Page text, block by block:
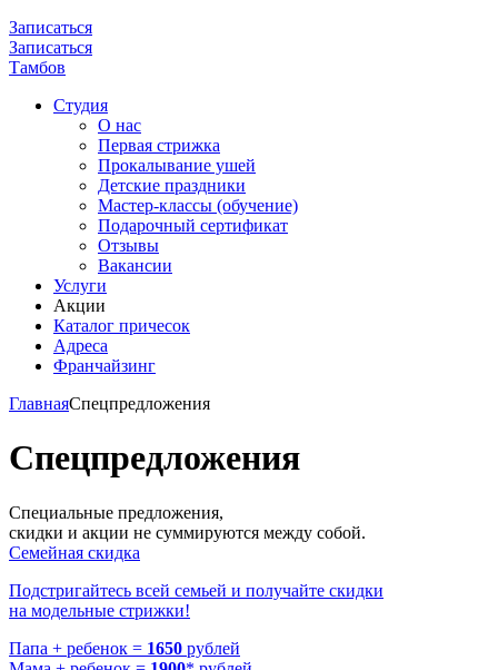
Записаться
Записаться
Тамбов
Cтудия
О нас
Первая стрижка
Прокалывание ушей
Детские праздники
Мастер-классы (обучение)
Подарочный сертификат
Отзывы
Вакансии
Услуги
Акции
Каталог причесок
Адреса
Франчайзинг
ГлавнаяСпецпредложения
Спецпредложения
Специальные предложения,
скидки и акции не суммируются между собой.
Семейная скидка
Подстригайтесь всей семьей и получайте скидки
на модельные стрижки!
Папа + ребенок = 1650 рублей